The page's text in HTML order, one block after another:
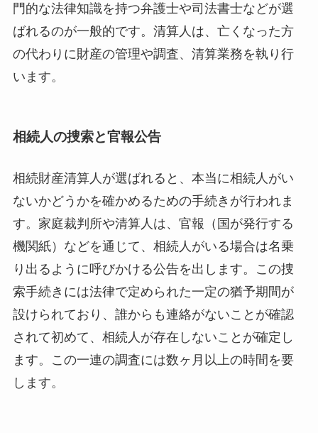
門的な法律知識を持つ弁護士や司法書士などが選
ばれるのが一般的です。清算人は、亡くなった方
の代わりに財産の管理や調査、清算業務を執り行
います。
相続人の捜索と官報公告
相続財産清算人が選ばれると、本当に相続人がい
ないかどうかを確かめるための手続きが行われま
す。家庭裁判所や清算人は、官報（国が発行する
機関紙）などを通じて、相続人がいる場合は名乗
り出るように呼びかける公告を出します。この捜
索手続きには法律で定められた一定の猶予期間が
設けられており、誰からも連絡がないことが確認
されて初めて、相続人が存在しないことが確定し
ます。この一連の調査には数ヶ月以上の時間を要
します。